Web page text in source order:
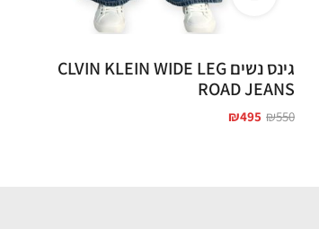
גינס נשים CLVIN KLEIN WIDE LEG
ROAD JEANS
₪550
₪495